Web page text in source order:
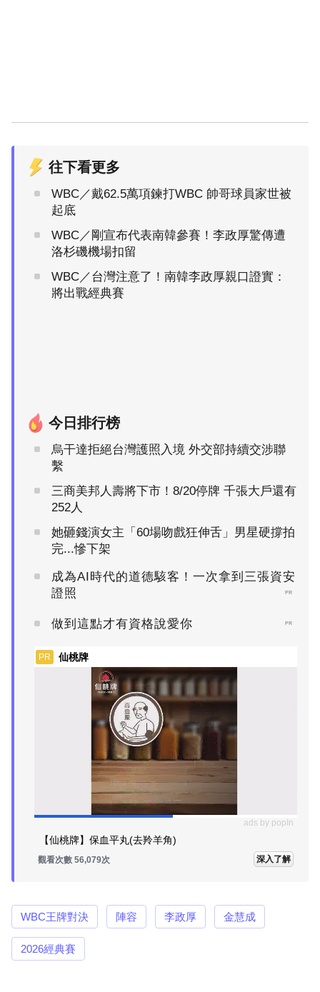
往下看更多
WBC／戴62.5萬項鍊打WBC 帥哥球員家世被
起底
WBC／剛宣布代表南韓參賽！李政厚驚傳遭
洛杉磯機場扣留
WBC／台灣注意了！南韓李政厚親口證實：
將出戰經典賽
今日排行榜
烏干達拒絕台灣護照入境 外交部持續交涉聯
繫
三商美邦人壽將下市！8/20停牌 千張大戶還有
252人
她砸錢演女主「60場吻戲狂伸舌」男星硬撐拍
完...慘下架
成為AI時代的道德駭客！一次拿到三張資安
證照
PR
做到這點才有資格說愛你 PR
PR 仙桃牌
ads by popIn
【仙桃牌】保血平丸(去羚羊角)
觀看次數 56,079次 深入了解
WBC王牌對決 陣容 李政厚 金慧成
2026經典賽